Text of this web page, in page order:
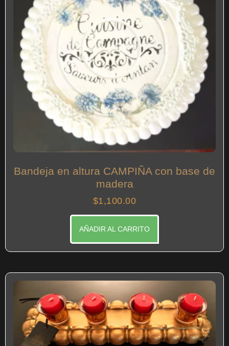
Bandeja en altura CAMPIÑA con base de
madera
$1,100.00
AÑADIR AL CARRITO